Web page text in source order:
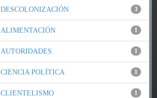
3
DESCOLONIZACIÓN
1
ALIMENTACIÓN
1
AUTORIDADES
1
CIENCIA POLÍTICA
1
CLIENTELISMO